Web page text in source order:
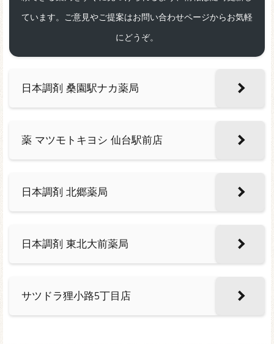
ています。ご意見やご提案はお問い合わせページからお気軽
にどうぞ。
日本調剤 桑園駅ナカ薬局
薬 マツモトキヨシ 仙台駅前店
日本調剤 北郷薬局
日本調剤 東北大前薬局
サツドラ狸小路5丁目店